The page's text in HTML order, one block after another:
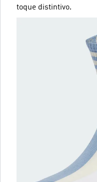
toque distintivo.